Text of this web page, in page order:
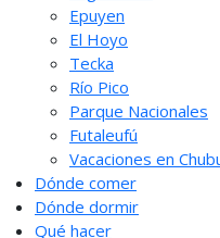
Epuyen
El Hoyo
Tecka
Río Pico
Parque Nacionales
Futaleufú
Vacaciones en
Dónde comer
Dónde dormir
Qué hacer